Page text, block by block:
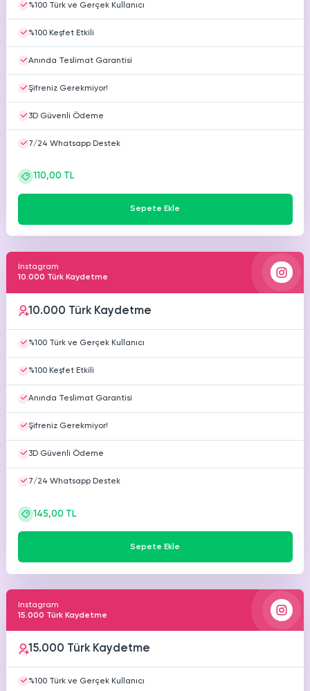
%100 Türk ve Gerçek Kullanıcı
%100 Keşfet Etkili
Anında Teslimat Garantisi
Şifreniz Gerekmiyor!
3D Güvenli Ödeme
7/24 Whatsapp Destek
110,00 TL
Sepete Ekle
Instagram
10.000 Türk Kaydetme
10.000 Türk Kaydetme
%100 Türk ve Gerçek Kullanıcı
%100 Keşfet Etkili
Anında Teslimat Garantisi
Şifreniz Gerekmiyor!
3D Güvenli Ödeme
7/24 Whatsapp Destek
145,00 TL
Sepete Ekle
Instagram
15.000 Türk Kaydetme
15.000 Türk Kaydetme
%100 Türk ve Gerçek Kullanıcı